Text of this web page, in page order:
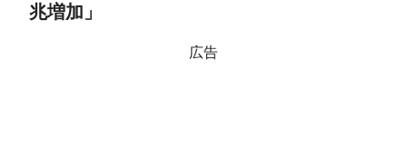
兆増加」
広告